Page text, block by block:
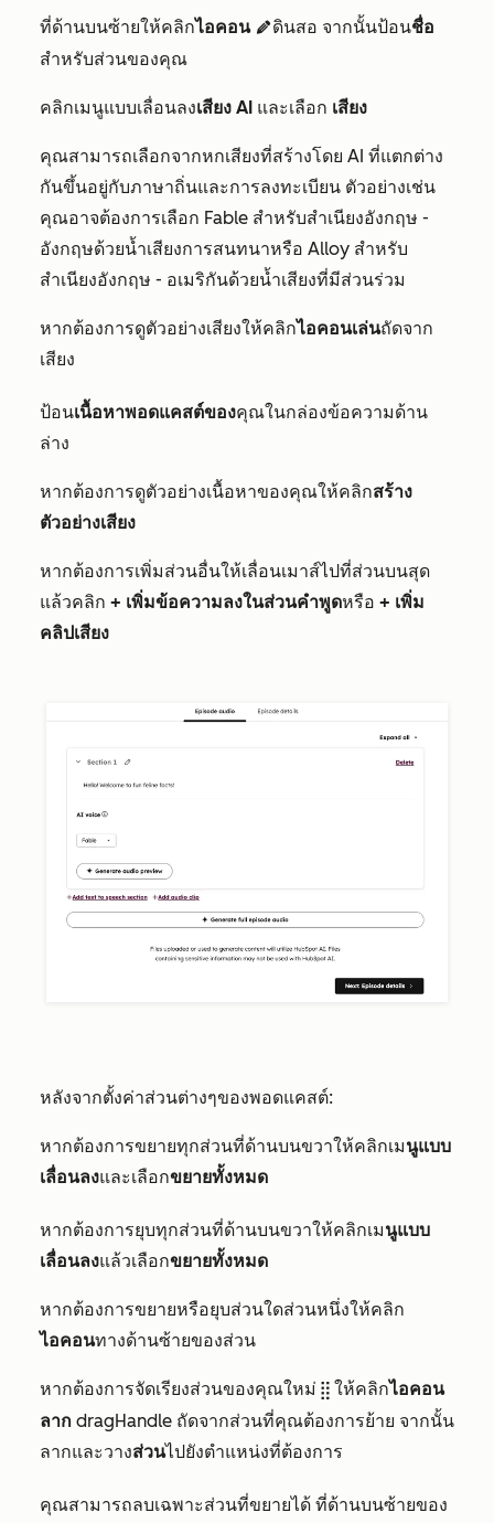
ที่ด้านบนซ้ายให้คลิกไอคอน editดินสอ จากนั้นป้อนชื่อ
สำหรับส่วนของคุณ
คลิกเมนูแบบเลื่อนลงเสียง AI และเลือก เสียง
คุณสามารถเลือกจากหกเสียงที่สร้างโดย AI ที่แตกต่าง
กันขึ้นอยู่กับภาษาถิ่นและการลงทะเบียน ตัวอย่างเช่น
คุณอาจต้องการเลือก Fable สำหรับสำเนียงอังกฤษ -
อังกฤษด้วยน้ำเสียงการสนทนาหรือ Alloy สำหรับ
สำเนียงอังกฤษ - อเมริกันด้วยน้ำเสียงที่มีส่วนร่วม
หากต้องการดูตัวอย่างเสียงให้คลิกไอคอนเล่นถัดจาก
เสียง
ป้อนเนื้อหาพอดแคสต์ของคุณในกล่องข้อความด้าน
ล่าง
หากต้องการดูตัวอย่างเนื้อหาของคุณให้คลิกสร้าง
ตัวอย่างเสียง
หากต้องการเพิ่มส่วนอื่นให้เลื่อนเมาส์ไปที่ส่วนบนสุด
แล้วคลิก + เพิ่มข้อความลงในส่วนคำพูดหรือ + เพิ่ม
คลิปเสียง
หลังจากตั้งค่าส่วนต่างๆของพอดแคสต์:
หากต้องการขยายทุกส่วนที่ด้านบนขวาให้คลิกเมนูแบบ
เลื่อนลงและเลือกขยายทั้งหมด
หากต้องการยุบทุกส่วนที่ด้านบนขวาให้คลิกเมนูแบบ
เลื่อนลงแล้วเลือกขยายทั้งหมด
หากต้องการขยายหรือยุบส่วนใดส่วนหนึ่งให้คลิก
ไอคอนทางด้านซ้ายของส่วน
หากต้องการจัดเรียงส่วนของคุณใหม่ dragHandle ให้คลิกไอคอน
ลาก dragHandle ถัดจากส่วนที่คุณต้องการย้าย จากนั้น
ลากและวางส่วนไปยังตำแหน่งที่ต้องการ
คุณสามารถลบเฉพาะส่วนที่ขยายได้ ที่ด้านบนซ้ายของ